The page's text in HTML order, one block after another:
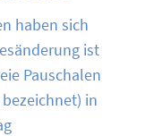
haben sich
ist
Pauschalen
in